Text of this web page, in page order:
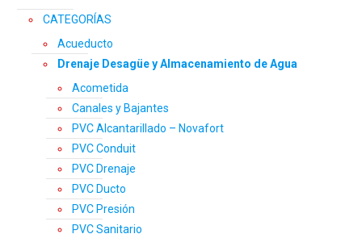
CATEGORÍAS
Acueducto
Drenaje Desagüe y Almacenamiento de Agua
Acometida
Canales y Bajantes
PVC Alcantarillado – Novafort
PVC Conduit
PVC Drenaje
PVC Ducto
PVC Presión
PVC Sanitario